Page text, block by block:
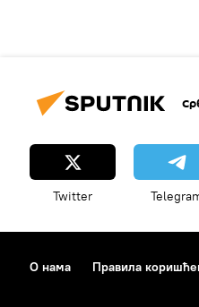
Twitter
О нама Правила